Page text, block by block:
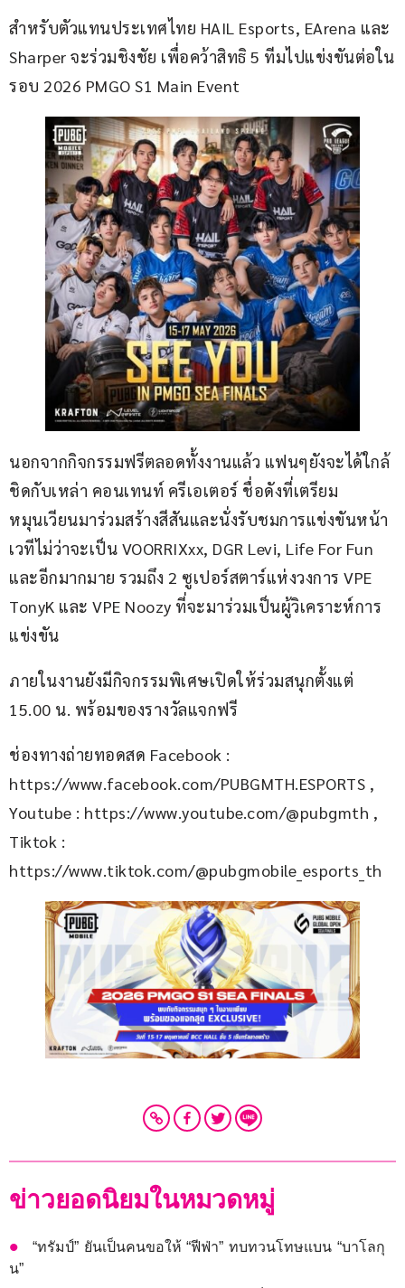
สำหรับตัวแทนประเทศไทย HAIL Esports, EArena และ
Sharper จะร่วมชิงชัย เพื่อคว้าสิทธิ 5 ทีมไปแข่งขันต่อใน
รอบ 2026 PMGO S1 Main Event
นอกจากกิจกรรมฟรีตลอดทั้งงานแล้ว แฟนๆยังจะได้ใกล้
ชิดกับเหล่า คอนเทนท์ ครีเอเตอร์ ชื่อดังที่เตรียม
หมุนเวียนมาร่วมสร้างสีสันและนั่งรับชมการแข่งขันหน้า
เวทีไม่ว่าจะเป็น VOORRIXxx, DGR Levi, Life For Fun
และอีกมากมาย รวมถึง 2 ซูเปอร์สตาร์แห่งวงการ VPE
TonyK และ VPE Noozy ที่จะมาร่วมเป็นผู้วิเคราะห์การ
แข่งขัน
ภายในงานยังมีกิจกรรมพิเศษเปิดให้ร่วมสนุกตั้งแต่
15.00 น. พร้อมของรางวัลแจกฟรี
ช่องทางถ่ายทอดสด Facebook :
https://www.facebook.com/PUBGMTH.ESPORTS ,
Youtube : https://www.youtube.com/@pubgmth ,
Tiktok :
https://www.tiktok.com/@pubgmobile_esports_th
ข่าวยอดนิยมในหมวดหมู่
“ทรัมป์” ยันเป็นคนขอให้ “ฟีฟ่า” ทบทวนโทษแบน “บาโลกุ
น”